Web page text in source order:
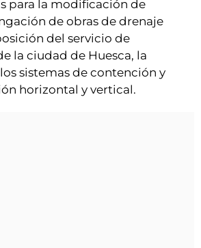
para la modificación de
de obras de drenaje
del servicio de
la ciudad de Huesca, la
sistemas de contención y
horizontal y vertical.